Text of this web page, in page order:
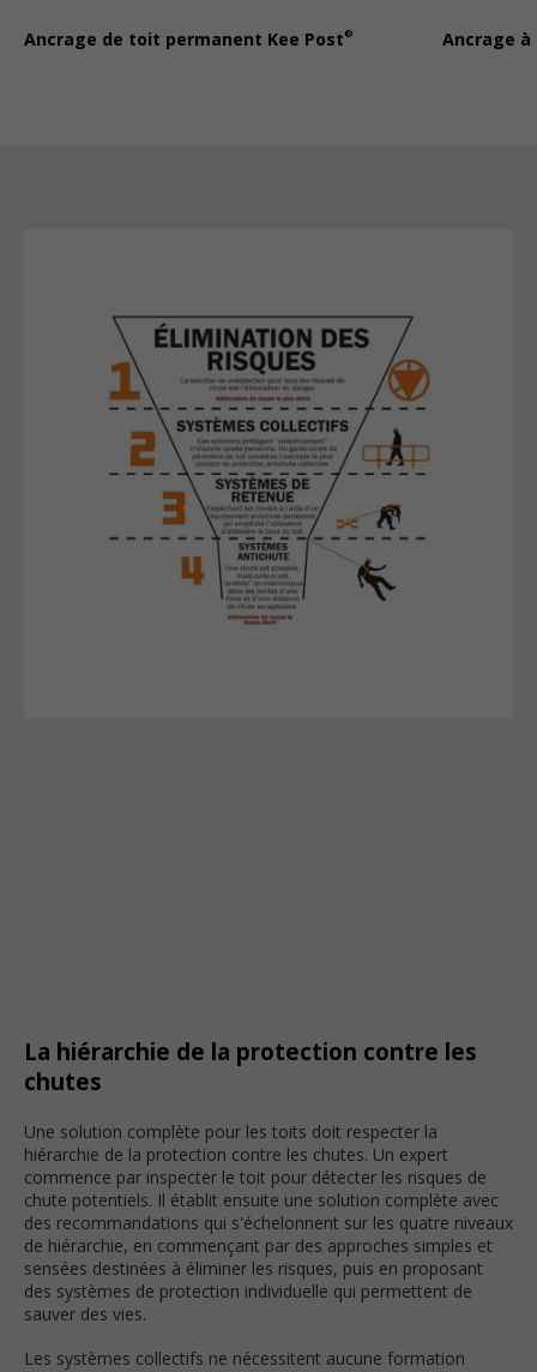
Ancrage de toit permanent Kee Post ® Ancrage à
La hiérarchie de la protection contre les
chutes
Une solution complète pour les toits doit respecter la
hiérarchie de la protection contre les chutes. Un expert
commence par inspecter le toit pour détecter les risques de
chute potentiels. Il établit ensuite une solution complète avec
des recommandations qui s'échelonnent sur les quatre niveaux
de hiérarchie, en commençant par des approches simples et
sensées destinées à éliminer les risques, puis en proposant
des systèmes de protection individuelle qui permettent de
sauver des vies.
Les systèmes collectifs ne nécessitent aucune formation